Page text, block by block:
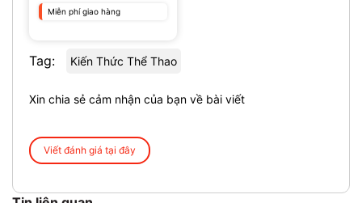
Miễn phí giao hàng
Tag: Kiến Thức Thể Thao
Xin chia sẻ cảm nhận của bạn về bài viết
Viết đánh giá tại đây